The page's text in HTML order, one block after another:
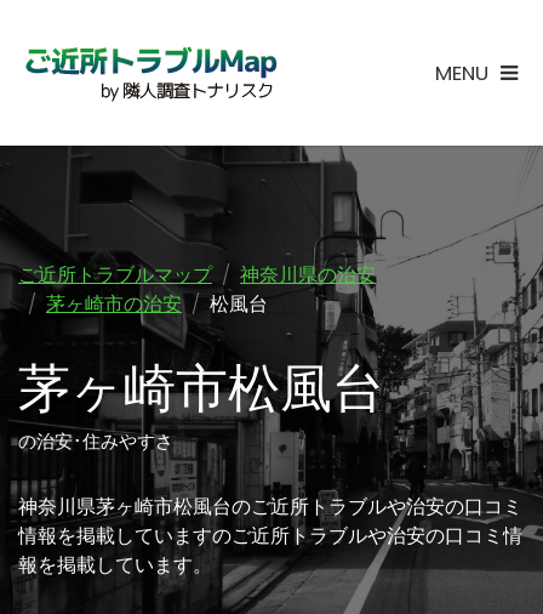
MENU
ご近所トラブルマップ
神奈川県の治安
茅ヶ崎市の治安
松風台
茅ヶ崎市松風台
の治安･住みやすさ
神奈川県茅ヶ崎市松風台のご近所トラブルや治安の口コミ
情報を掲載していますのご近所トラブルや治安の口コミ情
報を掲載しています。